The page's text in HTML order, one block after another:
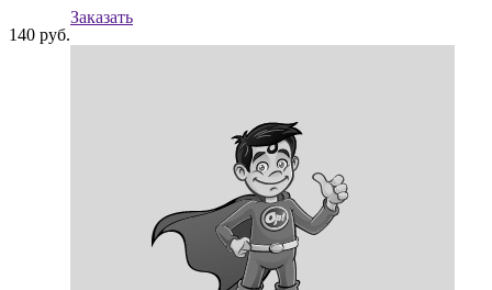
140 руб.
Заказать